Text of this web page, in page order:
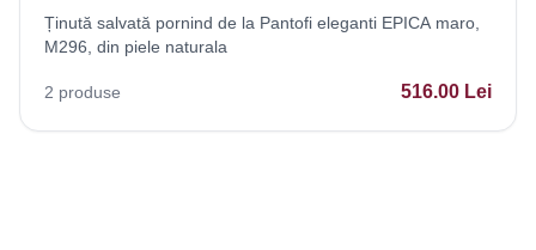
Ținută salvată pornind de la Pantofi eleganti EPICA maro,
M296, din piele naturala
2 produse 516.00 Lei